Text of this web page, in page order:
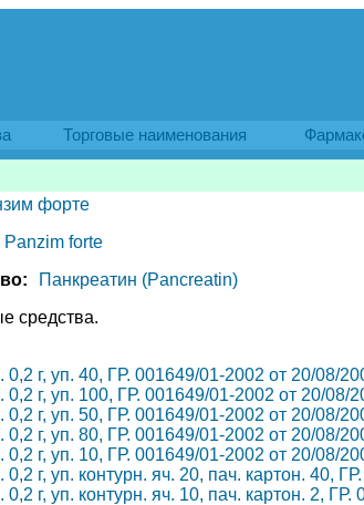
Торговые наименования
форте
Panzim forte
Панкреатин (Pancreatin)
средства.
0,2 г, уп. 40, ГР. 001649/01-2002 от 20/08/
0,2 г, уп. 100, ГР. 001649/01-2002 от 20/
0,2 г, уп. 50, ГР. 001649/01-2002 от 20/08/
0,2 г, уп. 80, ГР. 001649/01-2002 от 20/08/
0,2 г, уп. 10, ГР. 001649/01-2002 от 20/08/
г, уп. контурн. яч. 20, пач. картон. 40,
г, уп. контурн. яч. 10, пач. картон. 2,